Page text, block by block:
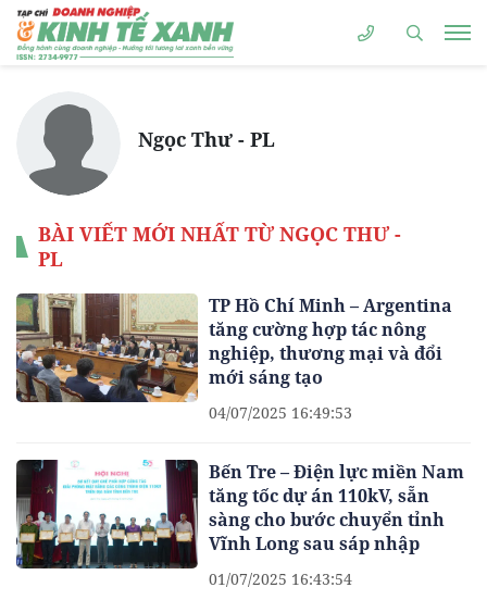
Ngọc Thư - PL
BÀI VIẾT MỚI NHẤT TỪ NGỌC THƯ -
PL
TP Hồ Chí Minh – Argentina
tăng cường hợp tác nông
nghiệp, thương mại và đổi
mới sáng tạo
04/07/2025 16:49:53
Bến Tre – Điện lực miền Nam
tăng tốc dự án 110kV, sẵn
sàng cho bước chuyển tỉnh
Vĩnh Long sau sáp nhập
01/07/2025 16:43:54